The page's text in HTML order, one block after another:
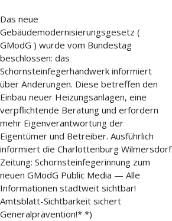
Das neue
Gebäudemodernisierungsgesetz (
GModG ) wurde vom Bundestag
beschlossen: das
Schornsteinfegerhandwerk informiert
über Änderungen. Diese betreffen den
Einbau neuer Heizungsanlagen, eine
verpflichtende Beratung und erfordern
mehr Eigenverantwortung der
Eigentümer und Betreiber. Ausführlich
informiert die Charlottenburg Wilmersdorf
Zeitung: Schornsteinfegerinnung zum
neuen GModG Public Media — Alle
Informationen stadtweit sichtbar!
Amtsblatt-Sichtbarkeit sichert
Generalprävention!* *)